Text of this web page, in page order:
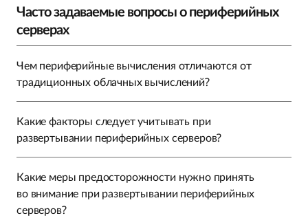
Часто задаваемые вопросы о периферийных
серверах
Чем периферийные вычисления отличаются от
традиционных облачных вычислений?
Какие факторы следует учитывать при
развертывании периферийных серверов?
Какие меры предосторожности нужно принять
во внимание при развертывании периферийных
серверов?